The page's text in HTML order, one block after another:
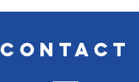
Contact